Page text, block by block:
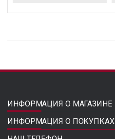
ИНФОРМАЦИЯ О МАГАЗИНЕ
ИНФОРМАЦИЯ О ПОКУПКАХ